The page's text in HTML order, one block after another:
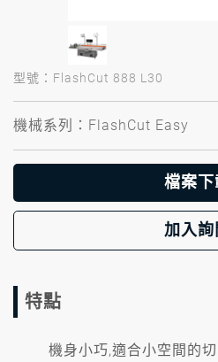
型號：FlashCut 888 L30
機械系列：FlashCut Easy
檔案下
加入詢
特點
機身小巧,適合小空間的